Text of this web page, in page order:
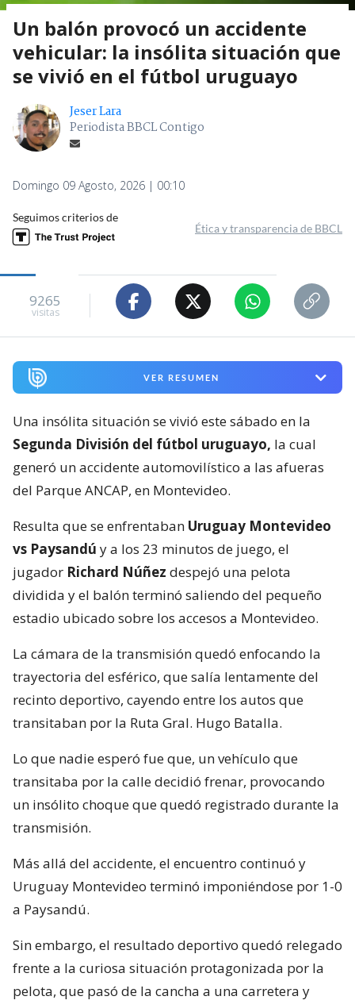
Un balón provocó un accidente
vehicular: la insólita situación que
se vivió en el fútbol uruguayo
Jeser Lara
Periodista BBCL Contigo
Domingo 09 Agosto, 2026 | 00:10
Seguimos criterios de
Ética y transparencia de BBCL
9265
visitas
VER RESUMEN
Una insólita situación se vivió este sábado en la
Segunda División del fútbol uruguayo, la cual
generó un accidente automovilístico a las afueras
del Parque ANCAP, en Montevideo.
Resulta que se enfrentaban Uruguay Montevideo
vs Paysandú y a los 23 minutos de juego, el
jugador Richard Núñez despejó una pelota
dividida y el balón terminó saliendo del pequeño
estadio ubicado sobre los accesos a Montevideo.
La cámara de la transmisión quedó enfocando la
trayectoria del esférico, que salía lentamente del
recinto deportivo, cayendo entre los autos que
transitaban por la Ruta Gral. Hugo Batalla.
Lo que nadie esperó fue que, un vehículo que
transitaba por la calle decidió frenar, provocando
un insólito choque que quedó registrado durante la
transmisión.
Más allá del accidente, el encuentro continuó y
Uruguay Montevideo terminó imponiéndose por 1-0
a Paysandú.
Sin embargo, el resultado deportivo quedó relegado
frente a la curiosa situación protagonizada por la
pelota, que pasó de la cancha a una carretera y